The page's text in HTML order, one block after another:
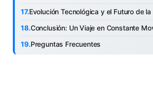
Evolución Tecnológica y el Futuro de
Conclusión: Un Viaje en Constante
Preguntas Frecuentes